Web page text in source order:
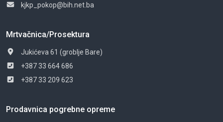
kjkp_pokop@bih.net.ba
Mrtvačnica/Prosektura
Jukićeva 61 (groblje Bare)
+387 33 664 686
+387 33 209 623
Prodavnica pogrebne opreme